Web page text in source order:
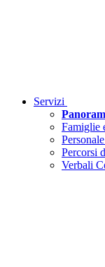
Servizi
Famiglie
Percorsi
Verbali